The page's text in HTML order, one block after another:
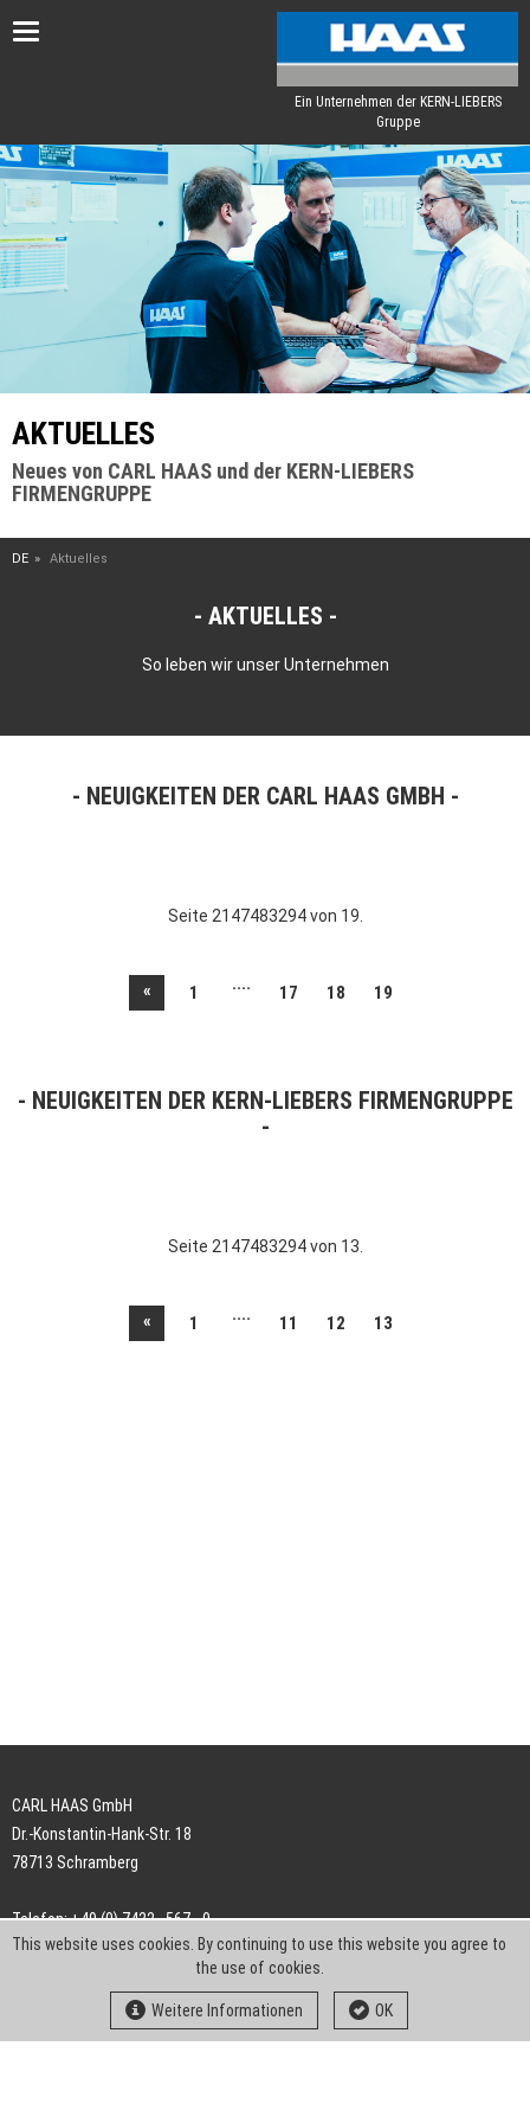
Toggle
Ein Unternehmen der KERN-LIEBERS
Gruppe
AKTUELLES
Neues von CARL HAAS und der KERN-LIEBERS
FIRMENGRUPPE
DE Aktuelles
AKTUELLES
So leben wir unser Unternehmen
NEUIGKEITEN DER CARL HAAS GMBH
Seite 2147483294 von 19.
« 1 .... 17 18 19
NEUIGKEITEN DER KERN-LIEBERS FIRMENGRUPPE
Seite 2147483294 von 13.
« 1 .... 11 12 13
CARL HAAS GmbH
Dr.-Konstantin-Hank-Str. 18
78713 Schramberg
Telefon: +49 (0) 7422 . 567 - 0
Telefax: +49 (0) 7422 . 567 - 239
info-ch@kern-liebers.com
This website uses cookies. By continuing to use this website you agree to
the use of cookies.
Weitere Informationen OK